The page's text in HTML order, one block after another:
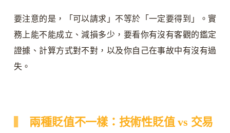
要注意的是，「可以請求」不等於「一定要得到」。實
務上能不能成立、減損多少，要看你有沒有客觀的鑑定
證據、計算方式對不對，以及你自己在事故中有沒有過
失。
兩種貶值不一樣：技術性貶值 vs 交易